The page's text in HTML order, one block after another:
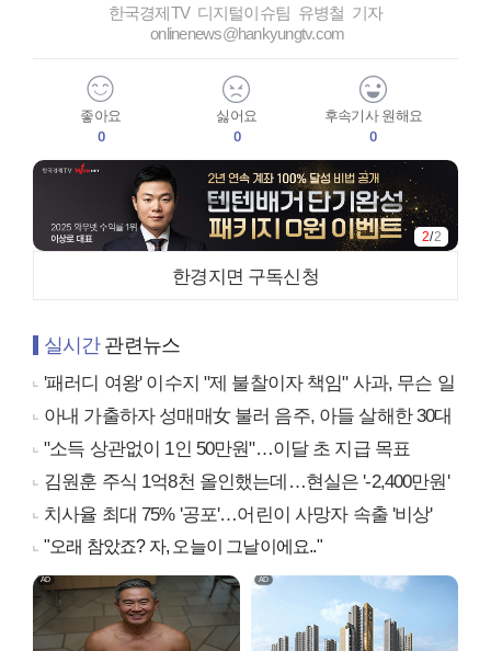
한국경제TV 디지털이슈팀 유병철 기자
onlinenews@hankyungtv.com
좋아요
0
싫어요
0
후속기사 원해요
0
1/2
한경지면 구독신청
실시간관련뉴스
'패러디 여왕' 이수지 "제 불찰이자 책임" 사과, 무슨 일
아내 가출하자 성매매女 불러 음주, 아들 살해한 30대
"소득 상관없이 1인 50만원"…이달 초 지급 목표
김원훈 주식 1억8천 올인했는데…현실은 '-2,400만원'
치사율 최대 75% '공포'…어린이 사망자 속출 '비상'
"오래 참았죠? 자, 오늘이 그날이에요.."